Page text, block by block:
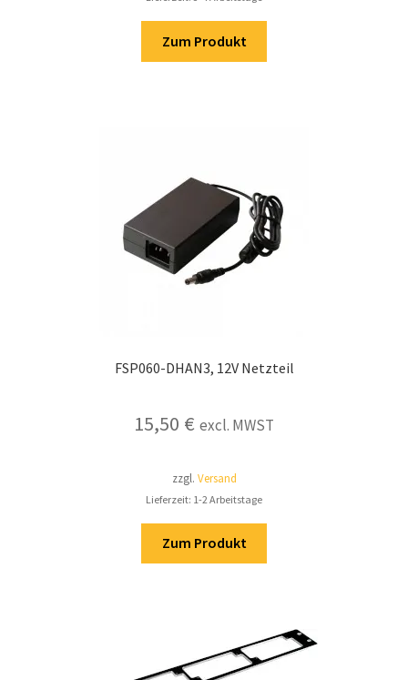
Zum Produkt
FSP060-DHAN3, 12V Netzteil
15,50 € excl. MWST
zzgl. Versand
Lieferzeit: 1-2 Arbeitstage
Zum Produkt